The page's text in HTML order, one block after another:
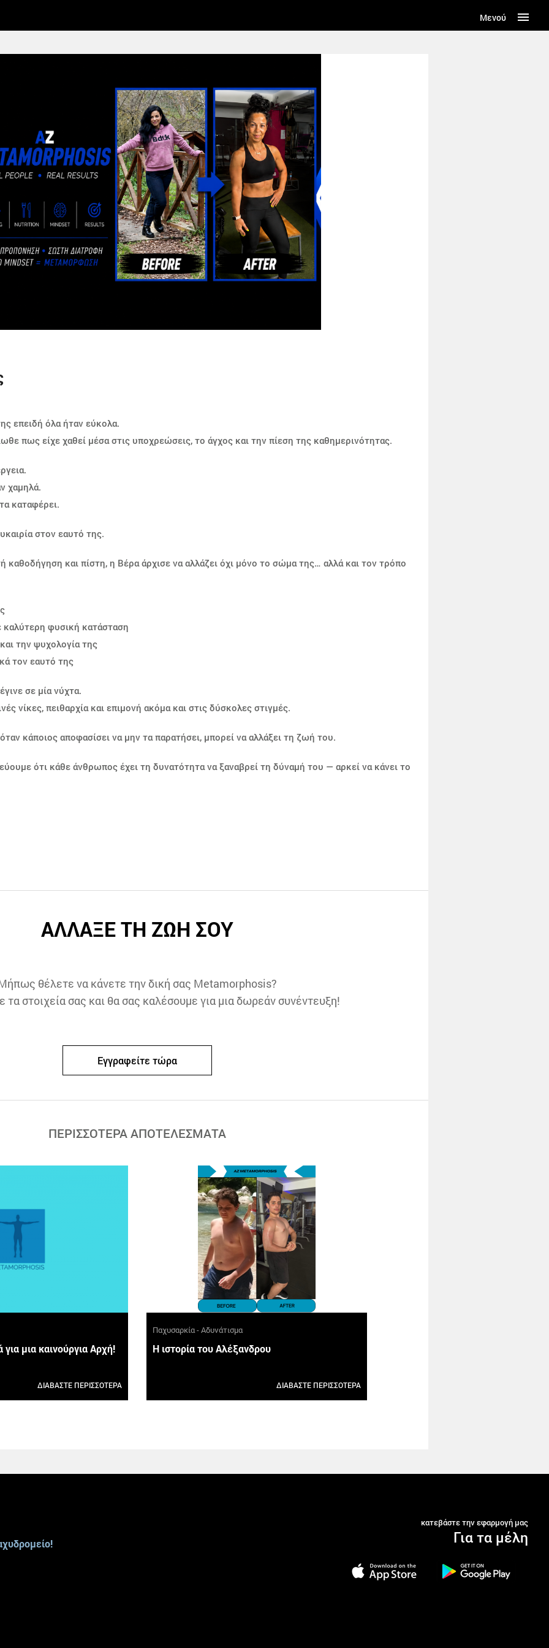
Μενού
επειδή όλα ήταν εύκολα.
πως είχε χαθεί μέσα στις υποχρεώσεις, το άγχος και την πίεση της καθημερινότητας.
χαμηλά.
καταφέρει.
στον εαυτό της.
και πίστη, η Βέρα άρχισε να αλλάζει όχι μόνο το σώμα της… αλλά και τον τρόπο
φυσική κατάσταση
την ψυχολογία της
τον εαυτό της
σε μία νύχτα.
νίκες, πειθαρχία και επιμονή ακόμα και στις δύσκολες στιγμές.
κάποιος αποφασίσει να μην τα παρατήσει, μπορεί να αλλάξει τη ζωή του.
ότι κάθε άνθρωπος έχει τη δυνατότητα να ξαναβρεί τη δύναμή του — αρκεί να κάνει το
ΑΛΛΑΞΕ ΤΗ ΖΩΗ ΣΟΥ
θέλετε να κάνετε την δική σας Metamorphosis?
στοιχεία σας και θα σας καλέσουμε για μια δωρεάν συνέντευξη!
Εγγραφείτε τώρα
ΠΕΡΙΣΣΟΤΕΡΑ ΑΠΟΤΕΛΕΣΜΑΤΑ
για μια καινούργια Αρχή!
ΔΙΑΒΑΣΤΕ ΠΕΡΙΣΣΟΤΕΡΑ
Παχυσαρκία - Αδυνάτισμα
Η ιστορία του Αλέξανδρου
ΔΙΑΒΑΣΤΕ ΠΕΡΙΣΣΟΤΕΡΑ
κατεβάστε την εφαρμογή μας
Για τα μέλη